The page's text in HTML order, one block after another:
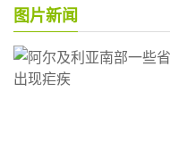
图片新闻